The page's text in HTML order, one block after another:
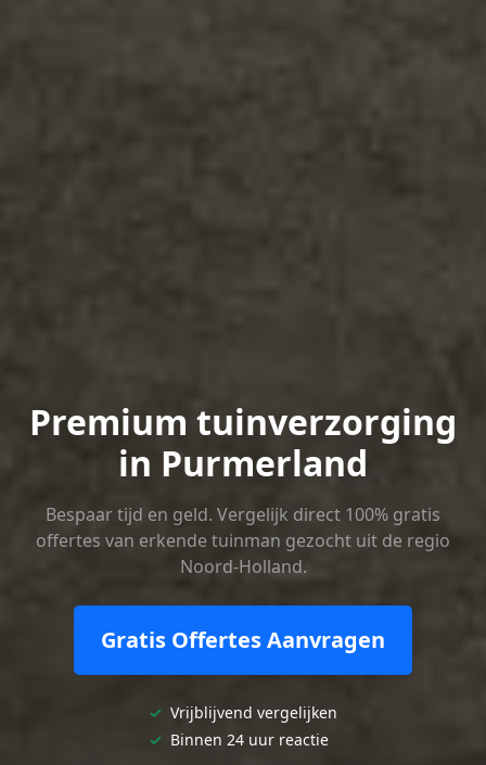
Premium tuinverzorging
in Purmerland
Bespaar tijd en geld. Vergelijk direct 100% gratis
offertes van erkende tuinman gezocht uit de regio
Noord-Holland.
Gratis Offertes Aanvragen
✓ Vrijblijvend vergelijken
✓ Binnen 24 uur reactie